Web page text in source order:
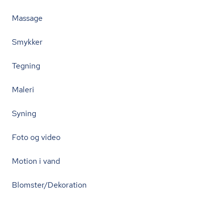
Massage
Smykker
Tegning
Maleri
Syning
Foto og video
Motion i vand
Blomster/Dekoration